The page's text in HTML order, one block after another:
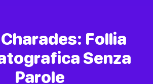
Follia
Senza
Parole